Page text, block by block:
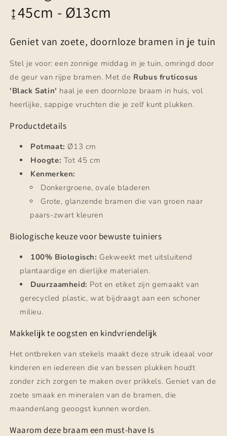
↨45cm - Ø13cm
Geniet van zoete, doornloze bramen in je tuin
Stel je voor: een zonnige middag in je tuin, omringd door
de geur van rijpe bramen. Met de Rubus fruticosus
'Black Satin' haal je een doornloze braam in huis, vol
heerlijke, sappige vruchten die je zelf kunt plukken.
Productdetails
Potmaat: Ø13 cm
Hoogte: Tot 45 cm
Kenmerken:
Donkergroene, ovale bladeren
Grote, glanzende bramen die van groen naar
paars-zwart kleuren
Biologische keuze voor bewuste tuiniers
100% Biologisch: Gekweekt met uitsluitend
plantaardige en dierlijke materialen.
Duurzaamheid: Pot en etiket zijn gemaakt van
gerecycled plastic, wat bijdraagt aan een schoner
milieu.
Makkelijk te oogsten en kindvriendelijk
Het ontbreken van stekels maakt deze struik ideaal voor
kinderen en iedereen die van bessen plukken houdt
zonder zich zorgen te maken over prikkels. Geniet van de
zoete smaak en mineralen van de bramen, die
maandenlang geoogst kunnen worden.
Waarom deze braam een must-have Is